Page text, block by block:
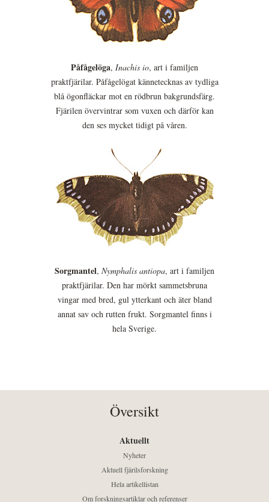
Påfågelöga, Inachis io, art i familjen
praktfjärilar. Påfågelögat kännetecknas av tydliga
blå ögonfläckar mot en rödbrun bakgrundsfärg.
Fjärilen övervintrar som vuxen och därför kan
den ses mycket tidigt på våren.
Sorgmantel, Nymphalis antiopa, art i familjen
praktfjärilar. Den har mörkt sammetsbruna
vingar med bred, gul ytterkant och äter bland
annat sav och rutten frukt. Sorgmantel finns i
hela Sverige.
Översikt
Aktuellt
Nyheter
Aktuell fjärilsforskning
Hela artikellistan
Om forskningsartiklar och referenser